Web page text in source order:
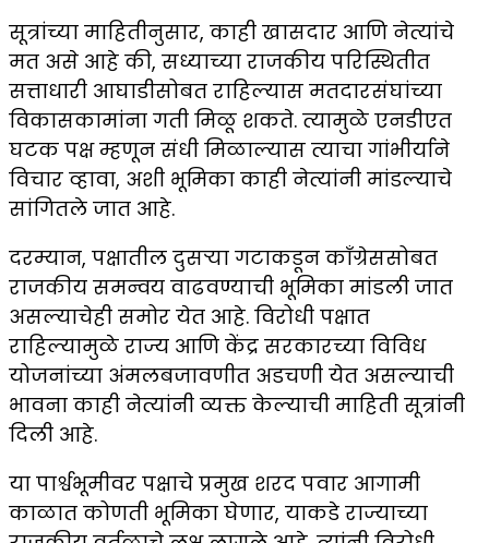
सूत्रांच्या माहितीनुसार, काही खासदार आणि नेत्यांचे
मत असे आहे की, सध्याच्या राजकीय परिस्थितीत
सत्ताधारी आघाडीसोबत राहिल्यास मतदारसंघांच्या
विकासकामांना गती मिळू शकते. त्यामुळे एनडीएत
घटक पक्ष म्हणून संधी मिळाल्यास त्याचा गांभीर्याने
विचार व्हावा, अशी भूमिका काही नेत्यांनी मांडल्याचे
सांगितले जात आहे.
दरम्यान, पक्षातील दुसऱ्या गटाकडून काँग्रेससोबत
राजकीय समन्वय वाढवण्याची भूमिका मांडली जात
असल्याचेही समोर येत आहे. विरोधी पक्षात
राहिल्यामुळे राज्य आणि केंद्र सरकारच्या विविध
योजनांच्या अंमलबजावणीत अडचणी येत असल्याची
भावना काही नेत्यांनी व्यक्त केल्याची माहिती सूत्रांनी
दिली आहे.
या पार्श्वभूमीवर पक्षाचे प्रमुख शरद पवार आगामी
काळात कोणती भूमिका घेणार, याकडे राज्याच्या